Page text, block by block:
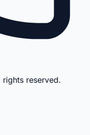
reserved.